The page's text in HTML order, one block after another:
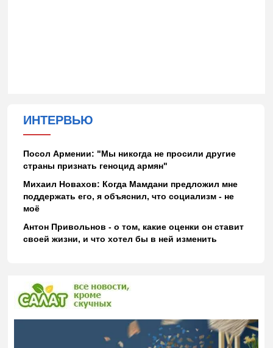
ИНТЕРВЬЮ
Посол Армении: "Мы никогда не просили другие
страны признать геноцид армян"
Михаил Новахов: Когда Мамдани предложил мне
поддержать его, я объяснил, что социализм - не
моё
Антон Привольнов - о том, какие оценки он ставит
своей жизни, и что хотел бы в ней изменить